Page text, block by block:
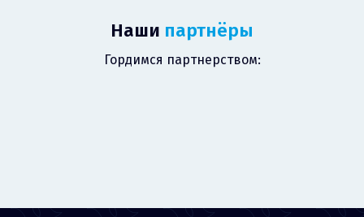
Наши партнёры
Гордимся партнерством: